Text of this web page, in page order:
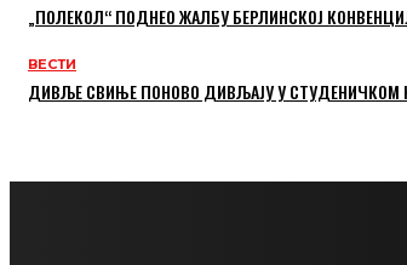
„ПОЛЕКОЛ“ ПОДНЕО ЖАЛБУ БЕРЛИНСКОЈ
ВЕСТИ
ДИВЉЕ СВИЊЕ ПОНОВО ДИВЉАЈУ У СТУДЕНИЧКОМ